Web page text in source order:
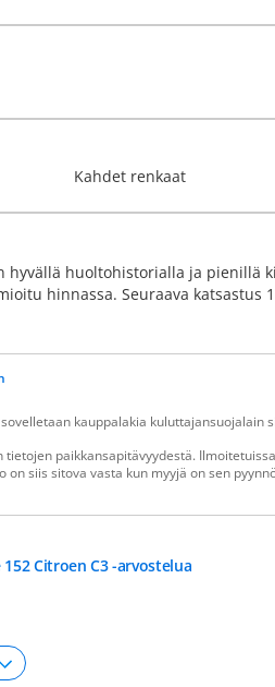
Kahdet renkaat
hyvällä huoltohistorialla ja pienillä
hinnassa. Seuraava katsastus
kauppalakia kuluttajansuojalain
paikkansapitävyydestä.
siis sitova vasta kun myyjä on sen
152 Citroen C3 -arvostelua